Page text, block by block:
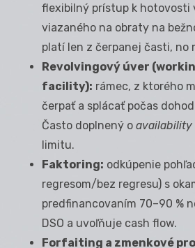
flexibilný prístup k hotovosti
viazaného na obraty na
platí len z čerpanej časti, no
Revolvingový úver
facility): rámec, z ktorého
čerpať a splácať počas
Často doplnený o availability
limitu.
Faktoring: odkúpenie
regresom/bez regresu) s
predfinancovaním 70–90 %
DSO a uvoľňuje cash flow.
Forfaiting a zmenkové